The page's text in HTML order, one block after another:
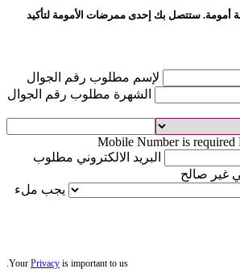
أمومة. ستتصل بك إحدى ممرضات الأمومة لتأكيد
لإسم مطلوب رقم الجوال
الشهرة مطلوب رقم الجوال
Mobile Number is required
البريد الالكتروني مطلوب
غير صالح
يجب ملء
Your Privacy is important to us.